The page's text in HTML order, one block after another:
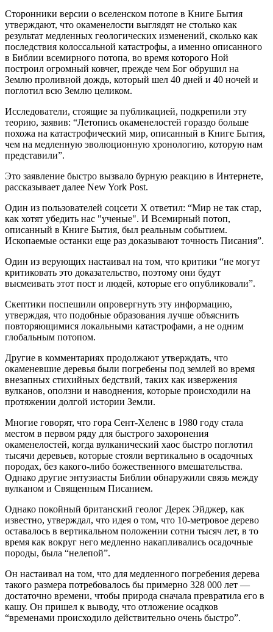
Сторонники версии о вселенском потопе в Книге Бытия
утверждают, что окаменелости выглядят не столько как
результат медленных геологических изменений, сколько как
последствия колоссальной катастрофы, а именно описанного
в Библии всемирного потопа, во время которого Ной
построил огромный ковчег, прежде чем Бог обрушил на
Землю проливной дождь, который шел 40 дней и 40 ночей и
поглотил всю Землю целиком.
Исследователи, стоящие за публикацией, подкрепили эту
теорию, заявив: “Летопись окаменелостей гораздо больше
похожа на катастрофический мир, описанный в Книге Бытия,
чем на медленную эволюционную хронологию, которую нам
представили”.
Это заявление быстро вызвало бурную реакцию в Интернете,
рассказывает далее New York Post.
Один из пользователей соцсети X ответил: “Мир не так стар,
как хотят убедить нас "ученые". И Всемирный потоп,
описанный в Книге Бытия, был реальным событием.
Ископаемые останки еще раз доказывают точность Писания”.
Один из верующих настаивал на том, что критики “не могут
критиковать это доказательство, поэтому они будут
высмеивать этот пост и людей, которые его опубликовали”.
Скептики поспешили опровергнуть эту информацию,
утверждая, что подобные образования лучше объяснить
повторяющимися локальными катастрофами, а не одним
глобальным потопом.
Другие в комментариях продолжают утверждать, что
окаменевшие деревья были погребены под землей во время
внезапных стихийных бедствий, таких как извержения
вулканов, оползни и наводнения, которые происходили на
протяжении долгой истории Земли.
Многие говорят, что гора Сент-Хеленс в 1980 году стала
местом в первом ряду для быстрого захоронения
окаменелостей, когда вулканический хаос быстро поглотил
тысячи деревьев, которые стояли вертикально в осадочных
породах, без какого-либо божественного вмешательства.
Однако другие энтузиасты Библии обнаружили связь между
вулканом и Священным Писанием.
Однако покойный британский геолог Дерек Эйджер, как
известно, утверждал, что идея о том, что 10-метровое дерево
оставалось в вертикальном положении сотни тысяч лет, в то
время как вокруг него медленно накапливались осадочные
породы, была “нелепой”.
Он настаивал на том, что для медленного погребения дерева
такого размера потребовалось бы примерно 328 000 лет —
достаточно времени, чтобы природа сначала превратила его в
кашу. Он пришел к выводу, что отложение осадков
“временами происходило действительно очень быстро”.